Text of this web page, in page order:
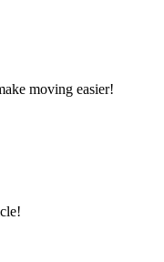
moving easier!